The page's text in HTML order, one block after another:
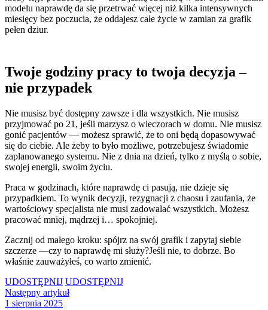
modelu naprawdę da się przetrwać więcej niż kilka intensywnych
miesięcy bez poczucia, że oddajesz całe życie w zamian za grafik
pełen dziur.
Twoje godziny pracy to twoja decyzja –
nie przypadek
Nie musisz być dostępny zawsze i dla wszystkich. Nie musisz
przyjmować po 21, jeśli marzysz o wieczorach w domu. Nie musisz
gonić pacjentów — możesz sprawić, że to oni będą dopasowywać
się do ciebie. Ale żeby to było możliwe, potrzebujesz świadomie
zaplanowanego systemu. Nie z dnia na dzień, tylko z myślą o sobie,
swojej energii, swoim życiu.
Praca w godzinach, które naprawdę ci pasują, nie dzieje się
przypadkiem. To wynik decyzji, rezygnacji z chaosu i zaufania, że
wartościowy specjalista nie musi zadowalać wszystkich. Możesz
pracować mniej, mądrzej i… spokojniej.
Zacznij od małego kroku: spójrz na swój grafik i zapytaj siebie
szczerze —czy to naprawdę mi służy?Jeśli nie, to dobrze. Bo
właśnie zauważyłeś, co warto zmienić.
UDOSTĘPNIJ UDOSTĘPNIJ
Następny artykuł
1 sierpnia 2025